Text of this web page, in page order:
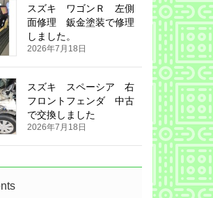
スズキ ワゴンＲ 左側
面修理 鈑金塗装で修理
しました。
2026年7月18日
スズキ スペーシア 右
フロントフェンダ 中古
で交換しました
2026年7月18日